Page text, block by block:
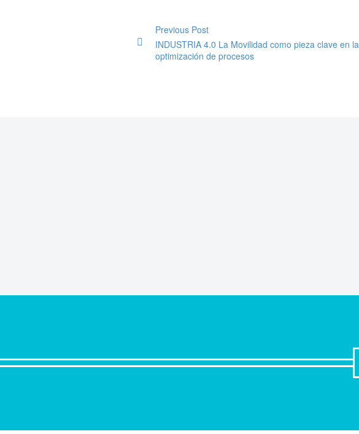
Previous Post
INDUSTRIA 4.0 La Movilidad como pieza clave en la
optimización de procesos